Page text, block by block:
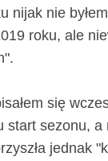
nijak nie
roku, ale
się
start sezonu,
jednak